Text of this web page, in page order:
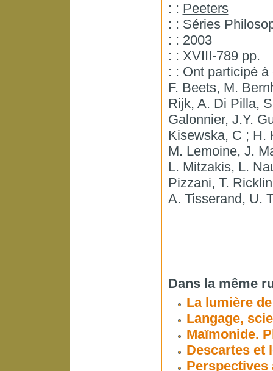
: : Peeters
: : Séries
: : 2003
: : XVIII-789 pp.
: : Ont participé
F. Beets, M.
Rijk, A. Di Pilla,
Galonnier, J.Y.
Kisewska, C ; H.
M. Lemoine, J.
L. Mitzakis, L.
Pizzani, T.
A. Tisserand, U.
Dans la même
La lumière
Langage,
Maïmonide.
Descartes et
Perspectives